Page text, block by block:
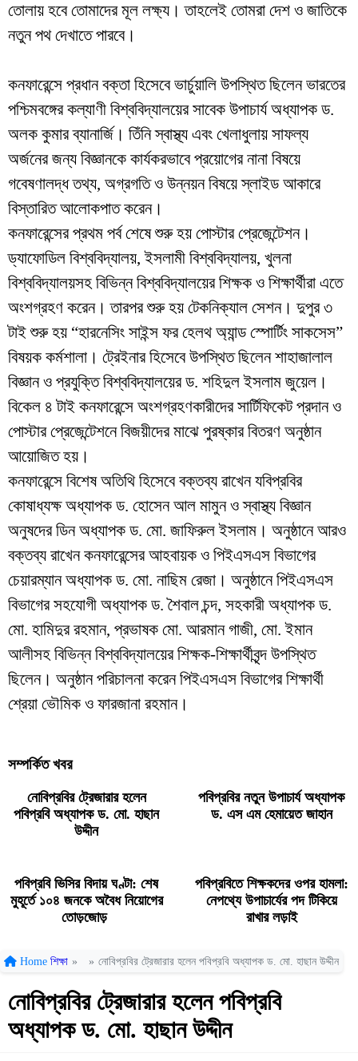
তোলায় হবে তোমাদের মূল লক্ষ্য। তাহলেই তোমরা দেশ ও জাতিকে
নতুন পথ দেখাতে পারবে।
কনফারেন্সে প্রধান বক্তা হিসেবে ভার্চুয়ালি উপস্থিত ছিলেন ভারতের
পশ্চিমবঙ্গের কল্যাণী বিশ্ববিদ্যালয়ের সাবেক উপাচার্য অধ্যাপক ড.
অলক কুমার ব্যানার্জি। তিঁনি স্বাস্থ্য এবং খেলাধুলায় সাফল্য
অর্জনের জন্য বিজ্ঞানকে কার্যকরভাবে প্রয়োগের নানা বিষয়ে
গবেষণালদ্ধ তথ্য, অগ্রগতি ও উন্নয়ন বিষয়ে স্লাইড আকারে
বিস্তারিত আলোকপাত করেন।
কনফারেন্সের প্রথম পর্ব শেষে শুরু হয় পোস্টার প্রেজেন্টেশন।
ড্যাফোডিল বিশ্ববিদ্যালয়, ইসলামী বিশ্ববিদ্যালয়, খুলনা
বিশ্ববিদ্যালয়সহ বিভিন্ন বিশ্ববিদ্যালয়ের শিক্ষক ও শিক্ষার্থীরা এতে
অংশগ্রহণ করেন। তারপর শুরু হয় টেকনিক্যাল সেশন। দুপুর ৩
টাই শুরু হয় “হারনেসিং সাইন্স ফর হেলথ অ্যান্ড স্পোর্টিং সাকসেস”
বিষয়ক কর্মশালা। ট্রেইনার হিসেবে উপস্থিত ছিলেন শাহাজালাল
বিজ্ঞান ও প্রযুক্তি বিশ্ববিদ্যালয়ের ড. শহিদুল ইসলাম জুয়েল।
বিকেল ৪ টাই কনফারেন্সে অংশগ্রহণকারীদের সার্টিফিকেট প্রদান ও
পোস্টার প্রেজেন্টেশনে বিজয়ীদের মাঝে পুরষ্কার বিতরণ অনুষ্ঠান
আয়োজিত হয়।
কনফারেন্সে বিশেষ অতিথি হিসেবে বক্তব্য রাখেন যবিপ্রবির
কোষাধ্যক্ষ অধ্যাপক ড. হোসেন আল মামুন ও স্বাস্থ্য বিজ্ঞান
অনুষদের ডিন অধ্যাপক ড. মো. জাফিরুল ইসলাম। অনুষ্ঠানে আরও
বক্তব্য রাখেন কনফারেন্সের আহবায়ক ও পিইএসএস বিভাগের
চেয়ারম্যান অধ্যাপক ড. মো. নাছিম রেজা। অনুষ্ঠানে পিইএসএস
বিভাগের সহযোগী অধ্যাপক ড. শৈবাল চন্দ, সহকারী অধ্যাপক ড.
মো. হামিদুর রহমান, প্রভাষক মো. আরমান গাজী, মো. ইমান
আলীসহ বিভিন্ন বিশ্ববিদ্যালয়ের শিক্ষক-শিক্ষার্থীবৃন্দ উপস্থিত
ছিলেন। অনুষ্ঠান পরিচালনা করেন পিইএসএস বিভাগের শিক্ষার্থী
শ্রেয়া ভৌমিক ও ফারজানা রহমান।
সম্পর্কিত খবর
নোবিপ্রবির ট্রেজারার হলেন
পবিপ্রবি অধ্যাপক ড. মো. হাছান
উদ্দীন
পবিপ্রবির নতুন উপাচার্য অধ্যাপক
ড. এস এম হেমায়েত জাহান
পবিপ্রবি ভিসির বিদায় ঘণ্টা: শেষ
মুহূর্তে ১০৪ জনকে অবৈধ নিয়োগের
তোড়জোড়
পবিপ্রবিতে শিক্ষকদের ওপর হামলা:
নেপথ্যে উপাচার্যের পদ টিকিয়ে
রাখার লড়াই
Home শিক্ষা » » নোবিপ্রবির ট্রেজারার হলেন পবিপ্রবি অধ্যাপক ড. মো. হাছান উদ্দীন
নোবিপ্রবির ট্রেজারার হলেন পবিপ্রবি
অধ্যাপক ড. মো. হাছান উদ্দীন